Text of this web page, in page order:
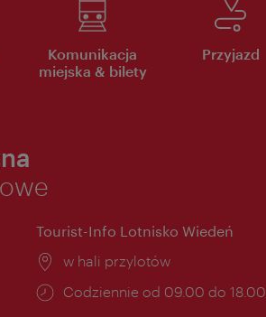
Komunikacja
miejska & bilety
Przyjazd
Tourist-Info Lotnisko Wiedeń
Miejsce:
w hali przylotów
Godziny
Codziennie od 09.00 do 18.00